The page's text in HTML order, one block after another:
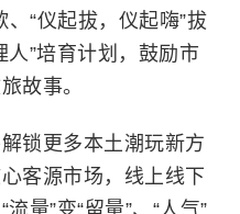
“仪起拔，仪起嗨”拔
”培育计划，鼓励市
故事。
锁更多本土潮玩新方
客源市场，线上线下
量”变“留量”、“人气”